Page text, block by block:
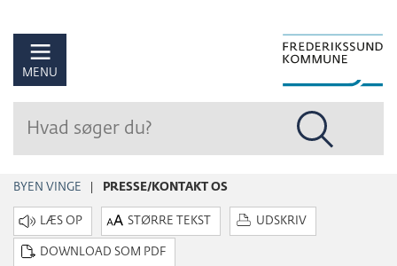
MENU
BYEN VINGE PRESSE/KONTAKT OS
STØRRE TEKST UDSKRIV
DOWNLOAD SOM PDF